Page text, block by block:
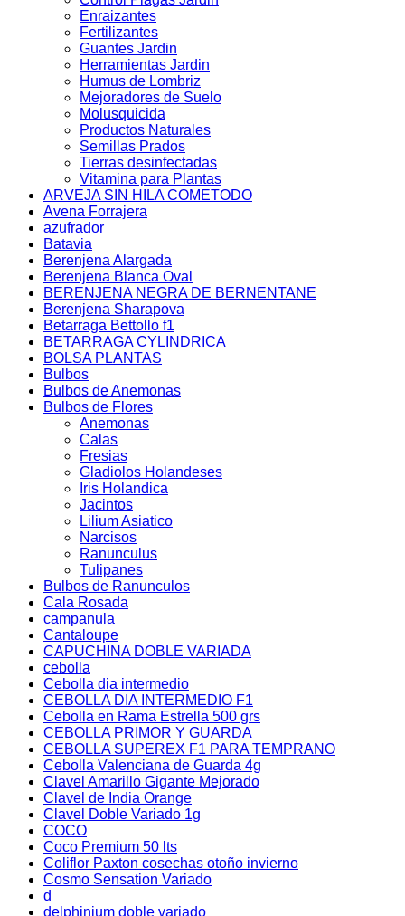
Enraizantes
Fertilizantes
Guantes Jardin
Herramientas Jardin
Humus de Lombriz
Mejoradores de Suelo
Molusquicida
Productos Naturales
Semillas Prados
Tierras desinfectadas
Vitamina para Plantas
ARVEJA SIN HILA COMETODO
Avena Forrajera
azufrador
Batavia
Berenjena Alargada
Berenjena Blanca Oval
BERENJENA NEGRA DE BERNENTANE
Berenjena Sharapova
Betarraga Bettollo f1
BETARRAGA CYLINDRICA
BOLSA PLANTAS
Bulbos
Bulbos de Anemonas
Bulbos de Flores
Anemonas
Calas
Fresias
Gladiolos Holandeses
Iris Holandica
Jacintos
Lilium Asiatico
Narcisos
Ranunculus
Tulipanes
Bulbos de Ranunculos
Cala Rosada
campanula
Cantaloupe
CAPUCHINA DOBLE VARIADA
cebolla
Cebolla dia intermedio
CEBOLLA DIA INTERMEDIO F1
Cebolla en Rama Estrella 500 grs
CEBOLLA PRIMOR Y GUARDA
CEBOLLA SUPEREX F1 PARA TEMPRANO
Cebolla Valenciana de Guarda 4g
Clavel Amarillo Gigante Mejorado
Clavel de India Orange
Clavel Doble Variado 1g
COCO
Coco Premium 50 lts
Coliflor Paxton cosechas otoño invierno
Cosmo Sensation Variado
d
delphinium doble variado